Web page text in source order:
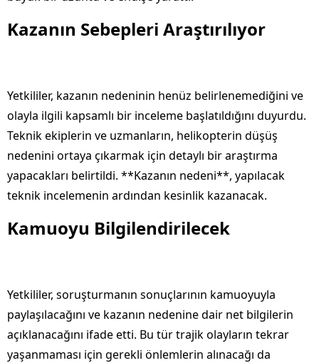
Kazanın Sebepleri Araştırılıyor
Yetkililer, kazanın nedeninin henüz belirlenemediğini ve
olayla ilgili kapsamlı bir inceleme başlatıldığını duyurdu.
Teknik ekiplerin ve uzmanların, helikopterin düşüş
nedenini ortaya çıkarmak için detaylı bir araştırma
yapacakları belirtildi. **Kazanın nedeni**, yapılacak
teknik incelemenin ardından kesinlik kazanacak.
Kamuoyu Bilgilendirilecek
Yetkililer, soruşturmanın sonuçlarının kamuoyuyla
paylaşılacağını ve kazanın nedenine dair net bilgilerin
açıklanacağını ifade etti. Bu tür trajik olayların tekrar
yaşanmaması için gerekli önlemlerin alınacağı da